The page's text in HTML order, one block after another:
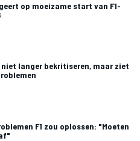
op moeizame start van F1-
niet langer bekritiseren, maar ziet
F1 zou oplossen: "Moeten